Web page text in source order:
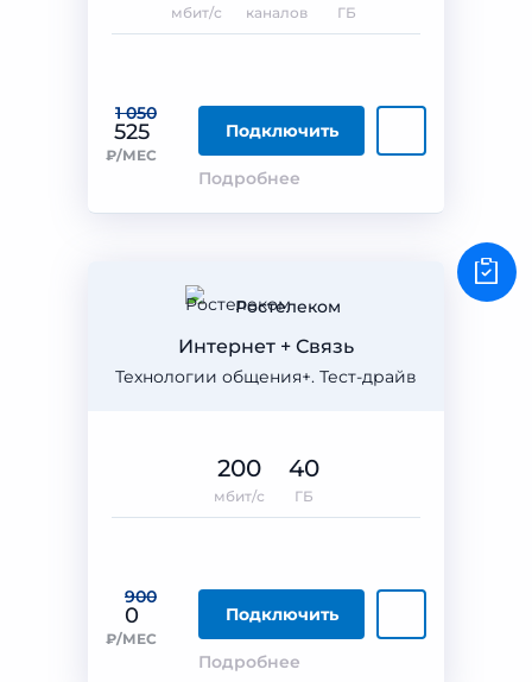
1 050
525
₽/МЕС
Подключить
Подробнее
мбит/с каналов ГБ
Ростелеком
Технологии общения+. Тест-драйв
Интернет + Связь
900
0
₽/МЕС
Подключить
Подробнее
200
мбит/с
40
ГБ